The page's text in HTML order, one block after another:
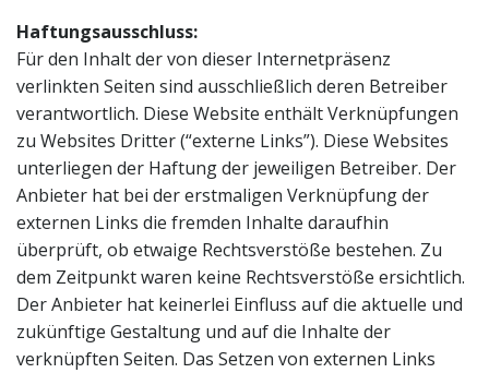
Haftungsausschluss:
Für den Inhalt der von dieser Internetpräsenz
verlinkten Seiten sind ausschließlich deren Betreiber
verantwortlich. Diese Website enthält Verknüpfungen
zu Websites Dritter (“externe Links”). Diese Websites
unterliegen der Haftung der jeweiligen Betreiber. Der
Anbieter hat bei der erstmaligen Verknüpfung der
externen Links die fremden Inhalte daraufhin
überprüft, ob etwaige Rechtsverstöße bestehen. Zu
dem Zeitpunkt waren keine Rechtsverstöße ersichtlich.
Der Anbieter hat keinerlei Einfluss auf die aktuelle und
zukünftige Gestaltung und auf die Inhalte der
verknüpften Seiten. Das Setzen von externen Links